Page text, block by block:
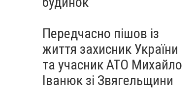
Передчасно пішов із
життя захисник України
та учасник АТО Михайло
Іванюк зі Звягельщини